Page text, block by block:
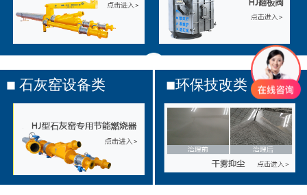
石灰窑设备类 环保技改类